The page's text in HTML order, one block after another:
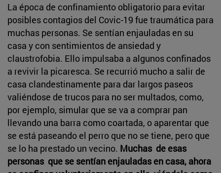
La época de confinamiento obligatorio para evitar
posibles contagios del Covic-19 fue traumática para
muchas personas. Se sentían enjauladas en su
casa y con sentimientos de ansiedad y
claustrofobia. Ello impulsaba a algunos confinados
a revivir la picaresca. Se recurrió mucho a salir de
casa clandestinamente para dar largos paseos
valiéndose de trucos para no ser multados, como,
por ejemplo, simular que se va a comprar pan
llevando una barra como coartada, o aparentar que
se está paseando el perro que no se tiene, pero que
se lo ha prestado un vecino. Muchas de esas
personas que se sentían enjauladas en casa, ahora